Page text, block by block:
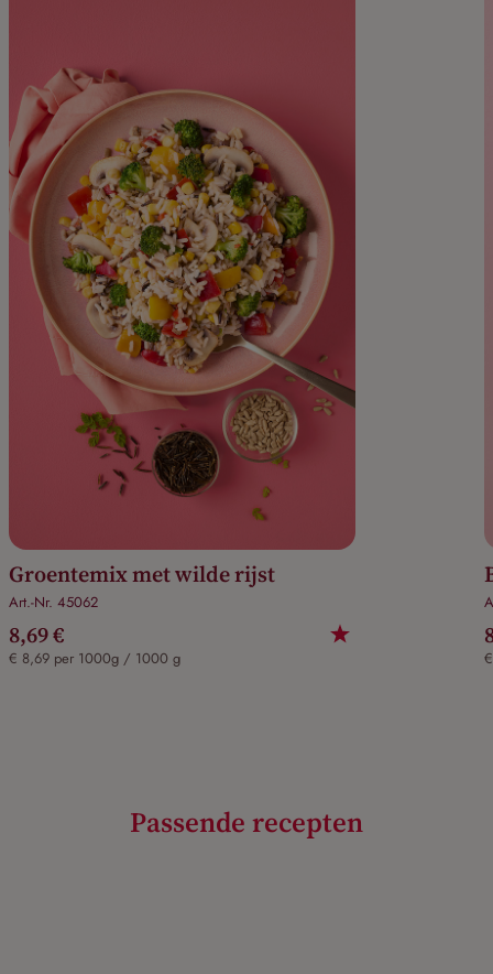
Groentemix met wilde rijst
Art.-Nr. 45062
8,69 €
€ 8,69 per 1000g / 1000 g
Passende recepten